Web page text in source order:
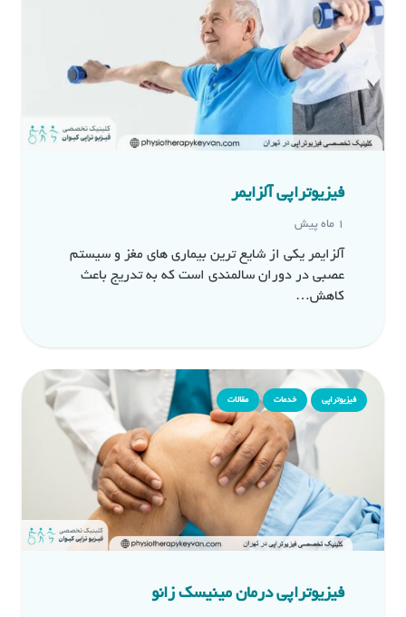
فیزیوتراپی آلزایمر
1 ماه پیش
آلزایمر یکی از شایع ترین بیماری های مغز و سیستم
عصبی در دوران سالمندی است که به تدریج باعث
کاهش…
فیزیوتراپی خدمات مقالات
فیزیوتراپی درمان مینیسک زانو